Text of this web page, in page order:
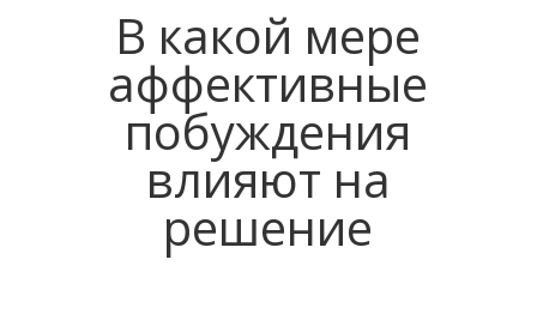
В какой мере
аффективные
побуждения
влияют на
решение